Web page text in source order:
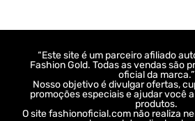
“Este site é um parceiro afiliado
Fashion Gold. Todas as vendas são
oficial da marca.”
Nosso objetivo é divulgar ofertas,
promoções especiais e ajudar você
produtos.
O site fashionoficial.com não realiza